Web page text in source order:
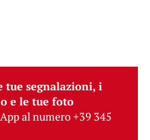
tue segnalazioni, i
e le tue foto
al numero +39 345